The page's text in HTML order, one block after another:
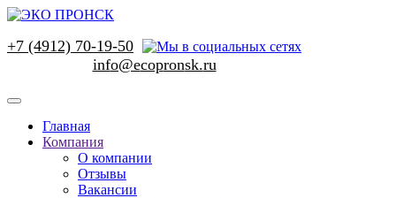
+7 (4912) 70-19-50
Главная
Компания
О компании
Отзывы
Вакансии